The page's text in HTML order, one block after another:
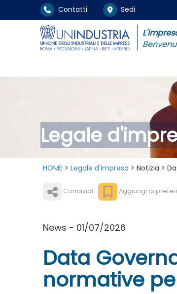
Contatti Sedi
Legale
HOME > Legale d'impresa > Notizia >
Condividi Aggiungi ai
News - 01/07/2026
Data
normative